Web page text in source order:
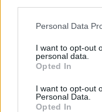
Personal Data
I want to opt-out
personal data.
Opted In
I want to opt-out
Personal Data.
Opted In
Navigation
l’article
Découvrez la
voyageurs